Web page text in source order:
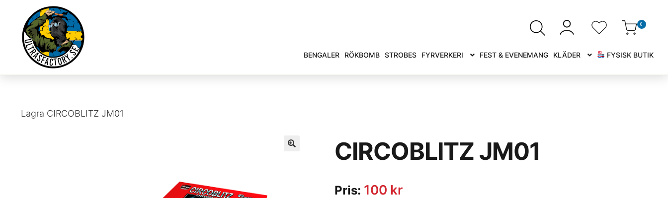
0
BENGALER RÖKBOMB STROBES FYRVERKERI FEST & EVENEMANG KLÄDER FYSISK BUTIK
Lagra CIRCOBLITZ JM01
CIRCOBLITZ JM01
Pris: 100 kr